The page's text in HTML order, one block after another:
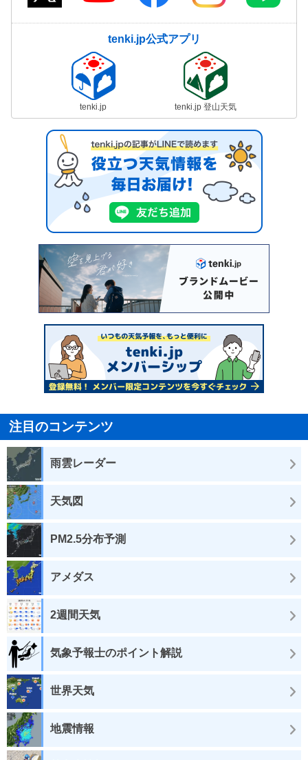
tenki.jp公式アプリ
tenki.jp tenki.jp 登山天気
注目のコンテンツ
雨雲レーダー
天気図
PM2.5分布予測
アメダス
2週間天気
気象予報士のポイント解説
世界天気
地震情報